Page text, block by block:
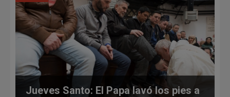
Jueves Santo: El Papa lavó los pies a